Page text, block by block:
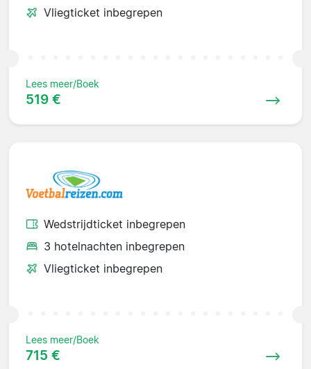
Vliegticket inbegrepen
Lees meer/Boek
519 €
Wedstrijdticket inbegrepen
3 hotelnachten inbegrepen
Vliegticket inbegrepen
Lees meer/Boek
715 €